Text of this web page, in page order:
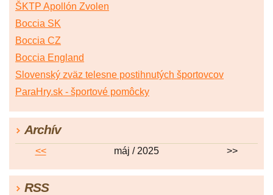
ŠKTP Apollón Zvolen
Boccia SK
Boccia CZ
Boccia England
Slovenský zväz telesne postihnutých športovcov
ParaHry.sk - športové pomôcky
Archív
<< máj / 2025 >>
RSS